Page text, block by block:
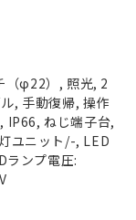
（φ22）, 照光, 2
, 手動復帰, 操作
IP66, ねじ端子台,
ユニット/-, LED
ランプ電圧: